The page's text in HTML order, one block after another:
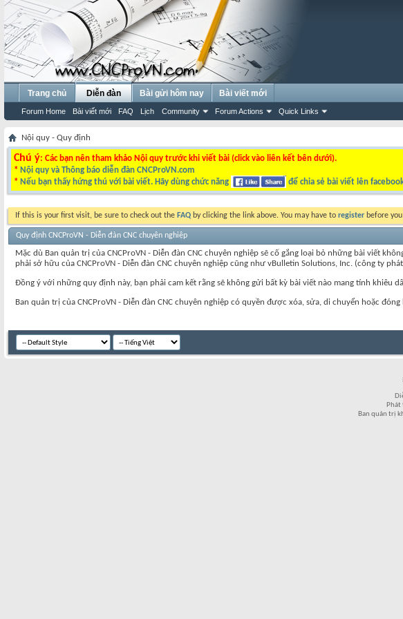
Trang chủ Diễn đàn
Forum Home Bài viết mới FAQ Lịch Community Forum Actions Quick Links
Bài gửi hôm nay Bài viết mới
Nội quy - Quy định
Chú ý: Các bạn nên tham khảo Nội quy trước khi viết bài (click vào liên kết bên dưới).
* Nội quy và Thông báo diễn đàn CNCProVN.com
* Nếu bạn thấy hứng thú với bài viết. Hãy dùng chức năng để chia sẻ bài viết lên
If this is your first visit, be sure to check out the FAQ by clicking the link above. You may have to register before
Quy định CNCProVN - Diễn đàn CNC chuyên nghiệp
Mặc dù Ban quản trị của CNCProVN - Diễn đàn CNC chuyên nghiệp sẽ cố gắng loại bỏ những bài viết
phải sở hữu của CNCProVN - Diễn đàn CNC chuyên nghiệp cũng như vBulletin Solutions, Inc. (công ty
Đồng ý với những quy định này, bạn phải cam kết rằng sẽ không gửi bất kỳ bài viết nào mang tính khiêu
Ban quản trị của CNCProVN - Diễn đàn CNC chuyên nghiệp có quyền được xóa, sửa, di chuyển hoặc
Ban quản trị